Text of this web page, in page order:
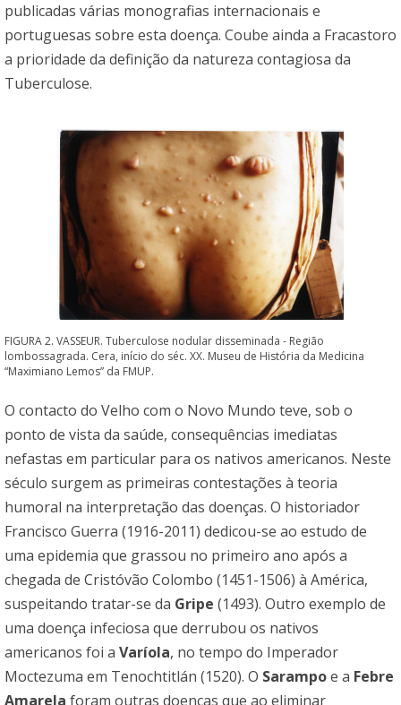
publicadas várias monografias internacionais e
portuguesas sobre esta doença. Coube ainda a Fracastoro
a prioridade da definição da natureza contagiosa da
Tuberculose.
FIGURA 2. VASSEUR. Tuberculose nodular disseminada - Região
lombossagrada. Cera, início do séc. XX. Museu de História da Medicina
“Maximiano Lemos” da FMUP.
O contacto do Velho com o Novo Mundo teve, sob o
ponto de vista da saúde, consequências imediatas
nefastas em particular para os nativos americanos. Neste
século surgem as primeiras contestações à teoria
humoral na interpretação das doenças. O historiador
Francisco Guerra (1916-2011) dedicou-se ao estudo de
uma epidemia que grassou no primeiro ano após a
chegada de Cristóvão Colombo (1451-1506) à América,
suspeitando tratar-se da Gripe (1493). Outro exemplo de
uma doença infeciosa que derrubou os nativos
americanos foi a Varíola, no tempo do Imperador
Moctezuma em Tenochtitlán (1520). O Sarampoe a Febre
Amarela foram outras doenças que ao eliminar